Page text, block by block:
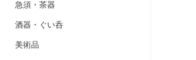
急須・茶器
酒器・ぐい呑
美術品